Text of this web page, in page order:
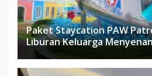
Paket Staycation PAW
Liburan Keluarga
Herloom Hotel BSD